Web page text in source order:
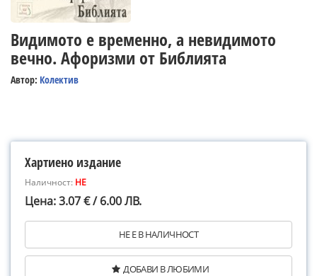
Видимото е временно, а невидимото
вечно. Афоризми от Библията
Автор: Колектив
Хартиено издание
Наличност: НЕ
Цена: 3.07 € / 6.00 ЛВ.
НЕ Е В НАЛИЧНОСТ
ДОБАВИ В ЛЮБИМИ